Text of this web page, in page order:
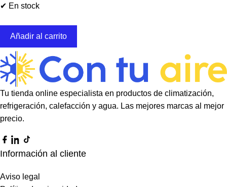
✔ En stock
Añadir al carrito
Tu tienda online especialista en productos de climatización,
refrigeración, calefacción y agua. Las mejores marcas al mejor
precio.
Información al cliente
Aviso legal